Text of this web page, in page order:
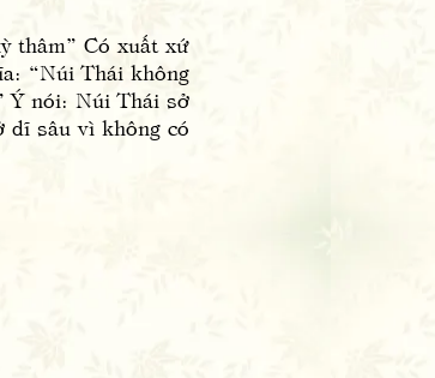
thâm” Có xuất xứ
“Núi Thái không
Ý nói: Núi Thái sở
dĩ sâu vì không có